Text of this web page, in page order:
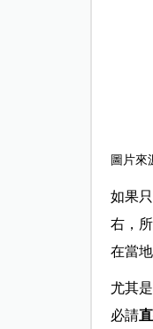
圖片來
如果
右，
在當
尤其
必請